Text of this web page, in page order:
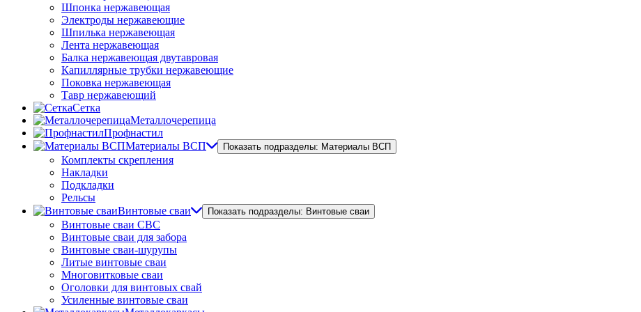
Шпонка нержавеющая
Электроды нержавеющие
Шпилька нержавеющая
Лента нержавеющая
Балка нержавеющая двутавровая
Капиллярные трубки нержавеющие
Поковка нержавеющая
Тавр нержавеющий
Сетка
Металлочерепица
Профнастил
Материалы ВСП
Показать подразделы: Материалы ВСП
Комплекты скрепления
Накладки
Подкладки
Рельсы
Винтовые сваи
Показать подразделы: Винтовые сваи
Винтовые сваи СВС
Винтовые сваи для забора
Винтовые сваи-шурупы
Литые винтовые сваи
Многовитковые сваи
Оголовки для винтовых свай
Усиленные винтовые сваи